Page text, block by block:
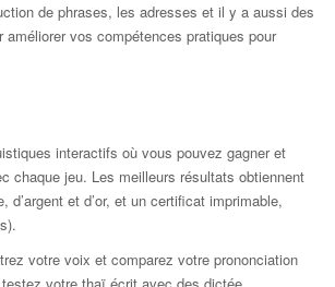
de phrases, les adresses et il y a aussi des
vos compétences pratiques pour
interactifs où vous pouvez gagner et
chaque jeu. Les meilleurs résultats obtiennent
d’argent et d’or, et un certificat imprimable,
votre voix et comparez votre prononciation